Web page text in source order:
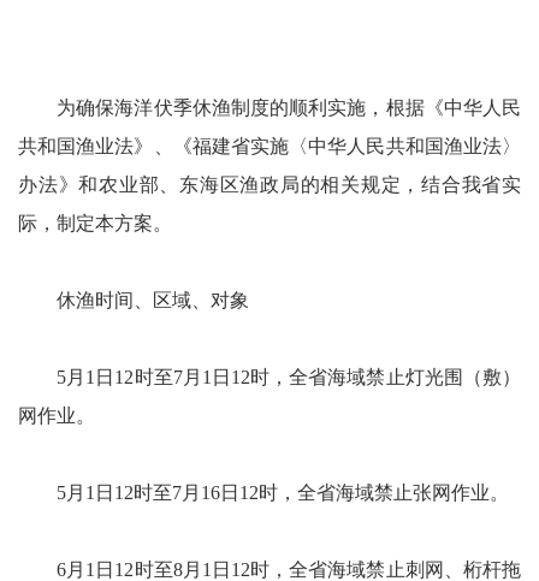
为确保海洋伏季休渔制度的顺利实施，根据《中华人民
共和国渔业法》、《福建省实施〈中华人民共和国渔业法〉
办法》和农业部、东海区渔政局的相关规定，结合我省实
际，制定本方案。
休渔时间、区域、对象
5月1日12时至7月1日12时，全省海域禁止灯光围（敷）
网作业。
5月1日12时至7月16日12时，全省海域禁止张网作业。
6月1日12时至8月1日12时，全省海域禁止刺网、桁杆拖